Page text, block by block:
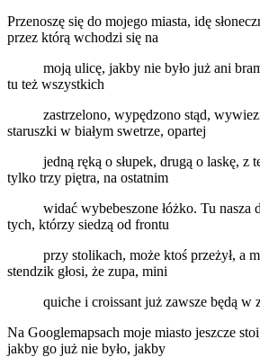
Przenoszę się do mojego miasta, idę
przez którą wchodzi się na
moją ulicę, jakby nie było już ani
tu też wszystkich
zastrzelono, wypędzono stąd,
staruszki w białym swetrze, opartej
jedną ręką o słupek, drugą o laskę, z
tylko trzy piętra, na ostatnim
widać wybebeszone łóżko. Tu nasza
tych, którzy siedzą od frontu
przy stolikach, może ktoś przeżył, a
stendzik głosi, że zupa, mini
quiche i croissant już zawsze będą w
Na Googlemapsach moje miasto jeszcze
jakby go już nie było, jakby